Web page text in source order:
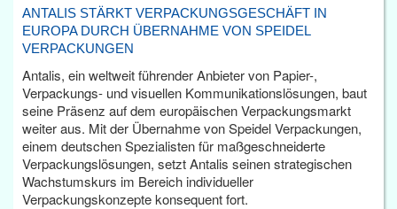
ANTALIS STÄRKT VERPACKUNGSGESCHÄFT IN
EUROPA DURCH ÜBERNAHME VON SPEIDEL
VERPACKUNGEN
Antalis, ein weltweit führender Anbieter von Papier-,
Verpackungs- und visuellen Kommunikationslösungen, baut
seine Präsenz auf dem europäischen Verpackungsmarkt
weiter aus. Mit der Übernahme von Speidel Verpackungen,
einem deutschen Spezialisten für maßgeschneiderte
Verpackungslösungen, setzt Antalis seinen strategischen
Wachstumskurs im Bereich individueller
Verpackungskonzepte konsequent fort.